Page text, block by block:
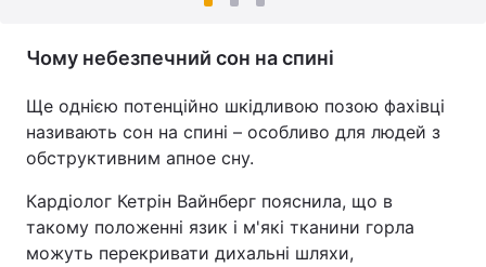
Чому небезпечний сон на спині
Ще однією потенційно шкідливою позою фахівці
називають сон на спині – особливо для людей з
обструктивним апное сну.
Кардіолог Кетрін Вайнберг пояснила, що в
такому положенні язик і м'які тканини горла
можуть перекривати дихальні шляхи,